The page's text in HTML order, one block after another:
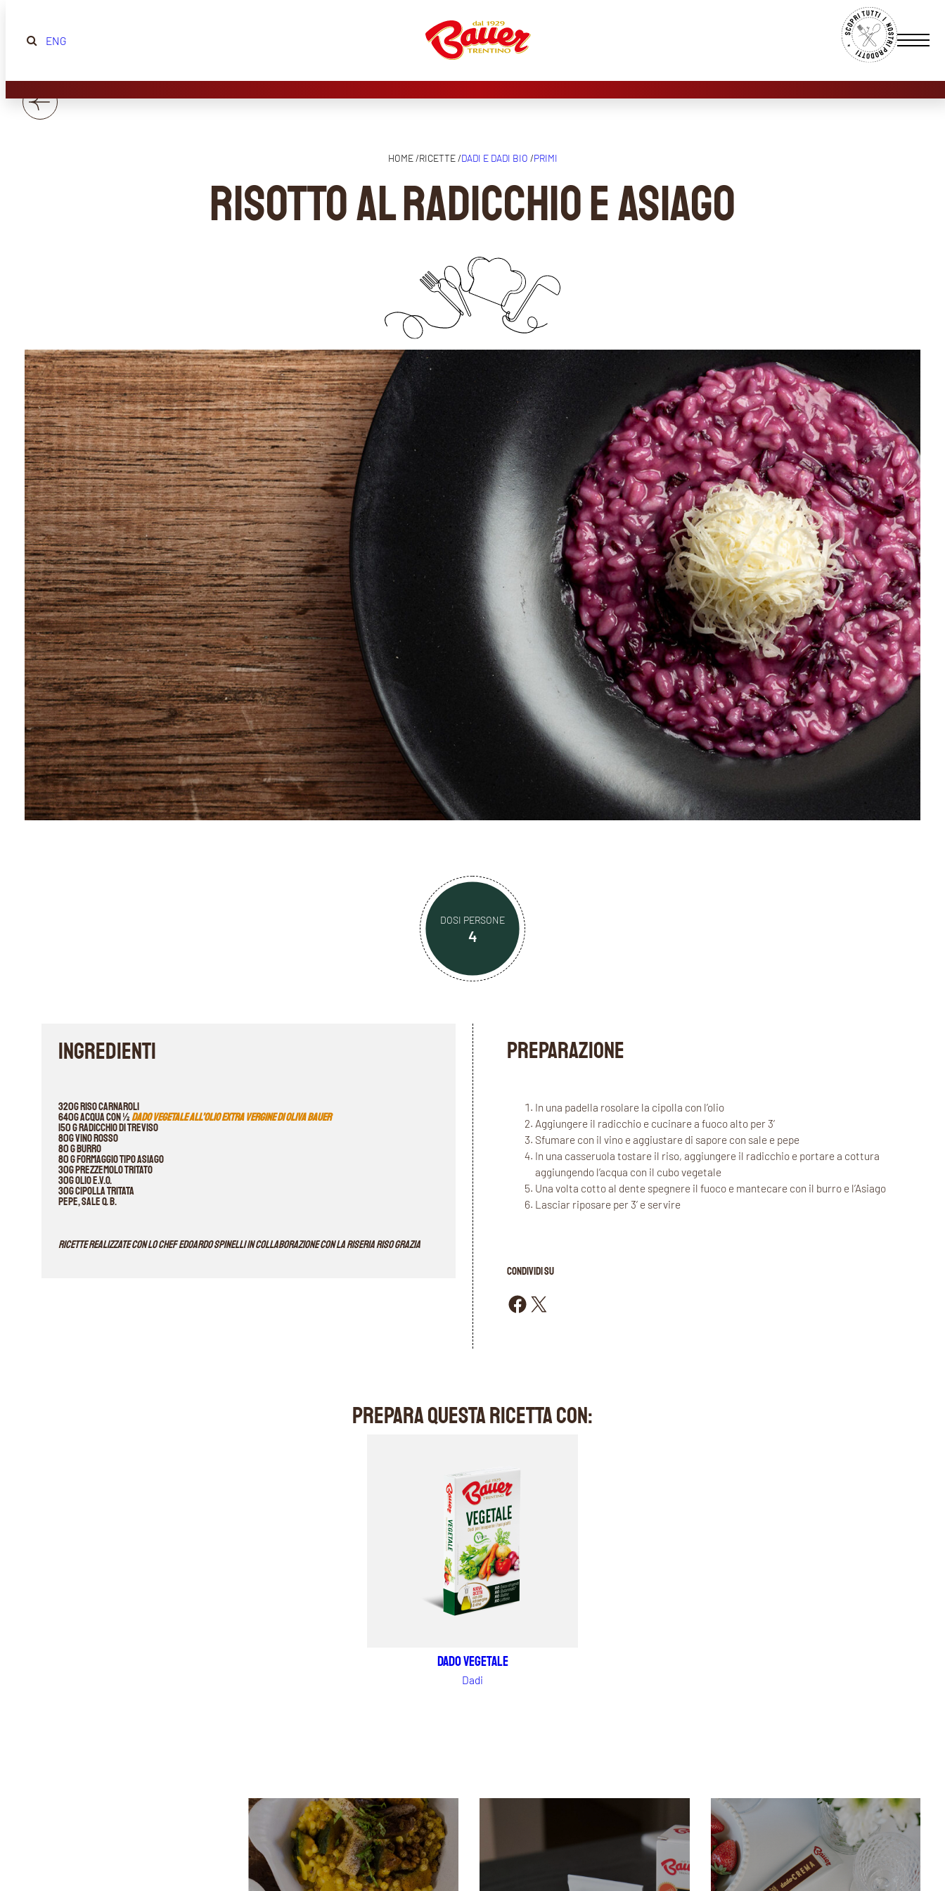
ENG
HOME /RICETTE /DADI E DADI BIO /PRIMI
RISOTTO AL RADICCHIO E ASIAGO
DOSI PERSONE
4
INGREDIENTI
320g riso carnaroli
640g acqua con ½Dado vegetale all’olio extra vergine di oliva Bauer
150 g radicchio di Treviso
80g vino rosso
80 g burro
80 g Formaggio tipo Asiago
30g prezzemolo tritato
30g olio E.V.O.
30g cipolla tritata
pepe, sale q. b.
Ricette realizzate con lo chef Edoardo Spinelli in collaborazione con la Riseria RISO GRAZIA
PREPARAZIONE
In una padella rosolare la cipolla con l’olio
Aggiungere il radicchio e cucinare a fuoco alto per 3’
Sfumare con il vino e aggiustare di sapore con sale e pepe
In una casseruola tostare il riso, aggiungere il radicchio e portare a cottura
aggiungendo l’acqua con il cubo vegetale
Una volta cotto al dente spegnere il fuoco e mantecare con il burro e l’Asiago
Lasciar riposare per 3’ e servire
CONDIVIDI SU
Condividi su Facebook Condividi su X
PREPARA QUESTA RICETTA CON:
Dado vegetale
Dadi